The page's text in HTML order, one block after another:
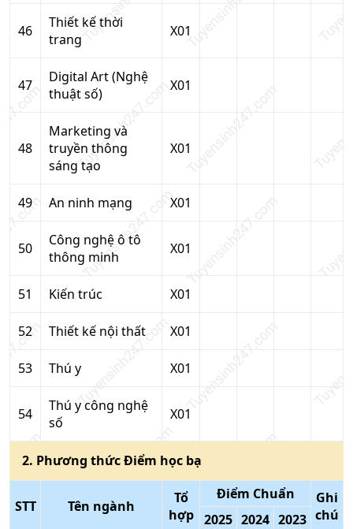
46
Thiết kế thời
trang
X01
47
Digital Art (Nghệ
thuật số)
X01
48
Marketing và
truyền thông
sáng tạo
X01
49 An ninh mạng X01
50
Công nghệ ô tô
thông minh
X01
51 Kiến trúc X01
52 Thiết kế nội thất X01
53 Thú y X01
54
Thú y công nghệ
số
X01
2. Phương thứcĐiểm học bạ
STT Tên ngành
Tổ
hợp
Điểm Chuẩn
Ghi
chú
2025 2024 2023